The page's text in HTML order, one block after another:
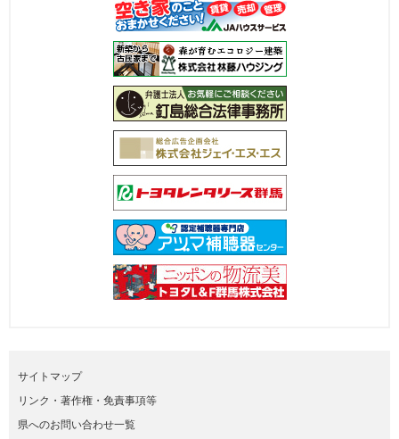
サイトマップ
リンク・著作権・免責事項等
県へのお問い合わせ一覧